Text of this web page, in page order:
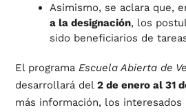
Asimismo, se aclara que,
a la designación, los
sido beneficiarios de
El programa Escuela Abierta de
desarrollará del 2 de enero al 31
más información, los interesados